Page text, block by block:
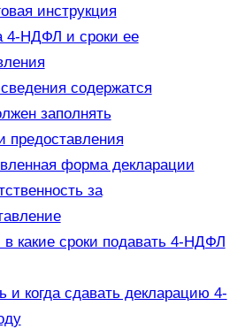
инструкция
НДФЛ и сроки ее
содержатся
заполнять
предоставления
форма декларации
за
какие сроки подавать 4-НДФЛ
и когда сдавать декларацию 4-